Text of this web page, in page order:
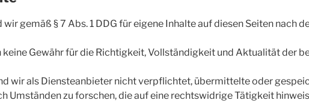
gemäß § 7 Abs. 1 DDG für eigene Inhalte auf diesen Seiten nach
Gewähr für die Richtigkeit, Vollständigkeit und Aktualität der
wir als Diensteanbieter nicht verpflichtet, übermittelte oder
Umständen zu forschen, die auf eine rechtswidrige Tätigkeit